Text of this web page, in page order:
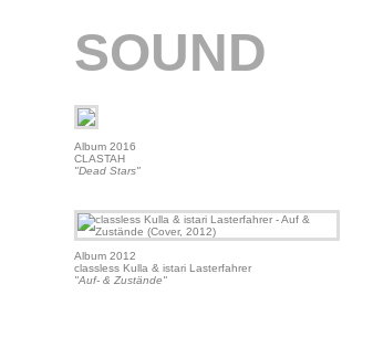
SOUND
Album 2016
CLASTAH
"Dead Stars"
Album 2012
classless Kulla & istari Lasterfahrer
"Auf- & Zustände"